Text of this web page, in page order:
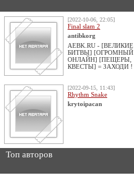
[2022-10-06, 22:05]
Final slam 2
antibkorg
AEBK.RU - [ВЕЛИКИЕ
БИТВЫ] [ОГРОМНЫЙ
ОНЛАЙН] [ПЕЩЕРЫ,
КВЕСТЫ] = ЗАХОДИ !
[2022-09-15, 11:43]
Rhythm Snake
krytoipacan
Топ авторов